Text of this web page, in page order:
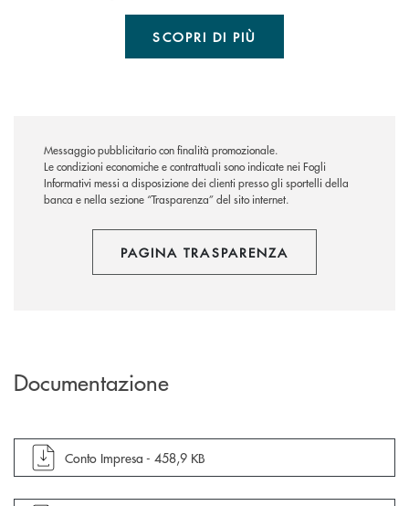
SCOPRI DI PIÙ
Messaggio pubblicitario con finalità promozionale.
Le condizioni economiche e contrattuali sono indicate nei Fogli
Informativi messi a disposizione dei clienti presso gli sportelli della
banca e nella sezione “Trasparenza” del sito internet.
PAGINA TRASPARENZA
Documentazione
apre documento in una nuova finestra
Conto Impresa - 458,9 KB